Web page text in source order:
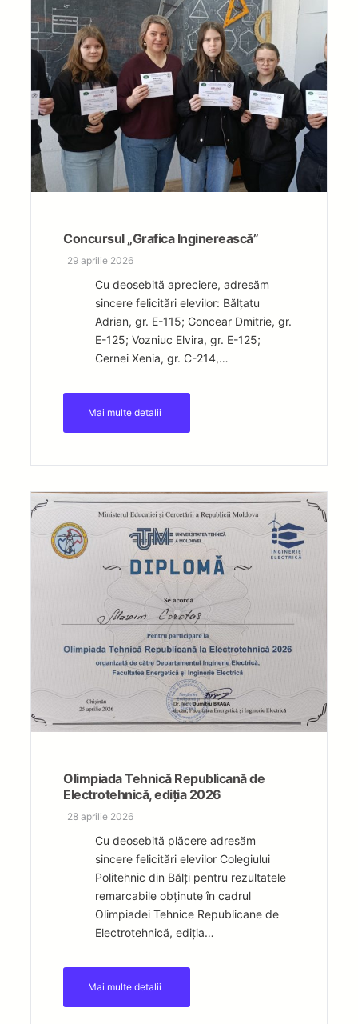
Concursul „Grafica Inginerească”
29 aprilie 2026
Cu deosebită apreciere, adresăm
sincere felicitări elevilor: Bălțatu
Adrian, gr. E-115; Goncear Dmitrie, gr.
E-125; Vozniuc Elvira, gr. E-125;
Cernei Xenia, gr. C-214,…
Mai multe detalii
Olimpiada Tehnică Republicană de
Electrotehnică, ediția 2026
28 aprilie 2026
Cu deosebită plăcere adresăm
sincere felicitări elevilor Colegiului
Politehnic din Bălți pentru rezultatele
remarcabile obținute în cadrul
Olimpiadei Tehnice Republicane de
Electrotehnică, ediția…
Mai multe detalii